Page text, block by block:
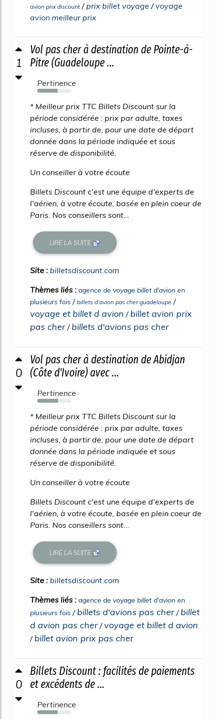
avion prix discount/ prix billet voyage /voyage
avion meilleur prix
1
Vol pas cher à destination de Pointe-à-
Pitre (Guadeloupe ...
Pertinence
60%
* Meilleur prix TTC Billets Discount sur la
période considérée : prix par adulte, taxes
incluses, à partir de, pour une date de départ
donnée dans la période indiquée et sous
réserve de disponibilité.
Un conseiller à votre écoute
Billets Discount c'est une équipe d'experts de
l'aérien, à votre écoute, basée en plein coeur de
Paris. Nos conseillers sont...
LIRE LA SUITE
Site : billetsdiscount.com
Thèmes liés : agence de voyage billet d'avion en
plusieurs fois / billets d'avion pas cher guadeloupe /
voyage et billet d avion / billet avion prix
pas cher / billets d'avions pas cher
0
Vol pas cher à destination de Abidjan
(Côte d'Ivoire) avec ...
Pertinence
61%
* Meilleur prix TTC Billets Discount sur la
période considérée : prix par adulte, taxes
incluses, à partir de, pour une date de départ
donnée dans la période indiquée et sous
réserve de disponibilité.
Un conseiller à votre écoute
Billets Discount c'est une équipe d'experts de
l'aérien, à votre écoute, basée en plein coeur de
Paris. Nos conseillers sont...
LIRE LA SUITE
Site : billetsdiscount.com
Thèmes liés : agence de voyage billet d'avion en
plusieurs fois / billets d'avions pas cher / billet
d avion pas cher /voyage et billet d avion
/ billet avion prix pas cher
0
Billets Discount : facilités de paiements
et excédents de ...
Pertinence
60%